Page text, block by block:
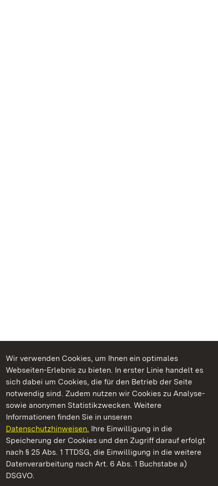
Wir verwenden Cookies, um Ihnen ein optimales
Webseiten-Erlebnis zu bieten. In erster Linie handelt es
sich dabei um Cookies, die für den Betrieb der Seite
notwendig sind. Zudem nutzen wir Cookies zu Analyse-
sowie anonymen Statistikzwecken. Weitere
Informationen finden Sie in unseren
Datenschutzhinweisen. Ihre Einwilligung in die
Speicherung der Cookies und den Zugriff darauf erfolgt
nach § 25 Abs. 1 TTDSG, die Einwilligung in die weitere
Datenverarbeitung nach Art. 6 Abs. 1 Buchstabe a)
DSGVO.
Kommen. Staunen. Genießen.
Staatliche Schlösser und Gärten Baden‑Württemberg
Staatliche Schlösser und Gärten Baden-Württemberg
Kontakt